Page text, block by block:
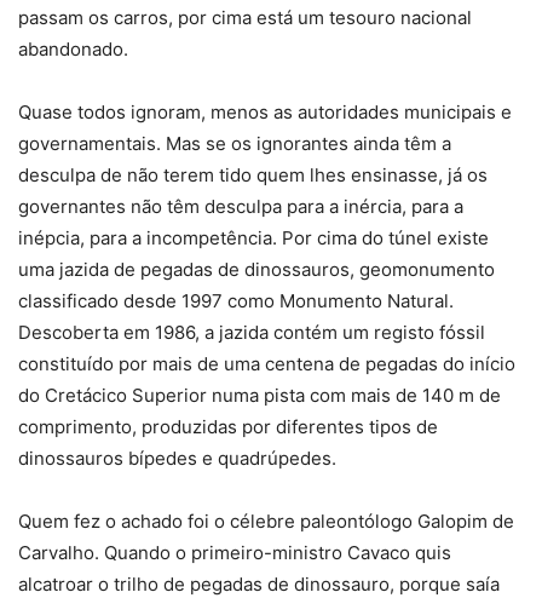
passam os carros, por cima está um tesouro nacional
abandonado.
Quase todos ignoram, menos as autoridades municipais e
governamentais. Mas se os ignorantes ainda têm a
desculpa de não terem tido quem lhes ensinasse, já os
governantes não têm desculpa para a inércia, para a
inépcia, para a incompetência. Por cima do túnel existe
uma jazida de pegadas de dinossauros, geomonumento
classificado desde 1997 como Monumento Natural.
Descoberta em 1986, a jazida contém um registo fóssil
constituído por mais de uma centena de pegadas do início
do Cretácico Superior numa pista com mais de 140 m de
comprimento, produzidas por diferentes tipos de
dinossauros bípedes e quadrúpedes.
Quem fez o achado foi o célebre paleontólogo Galopim de
Carvalho. Quando o primeiro-ministro Cavaco quis
alcatroar o trilho de pegadas de dinossauro, porque saía